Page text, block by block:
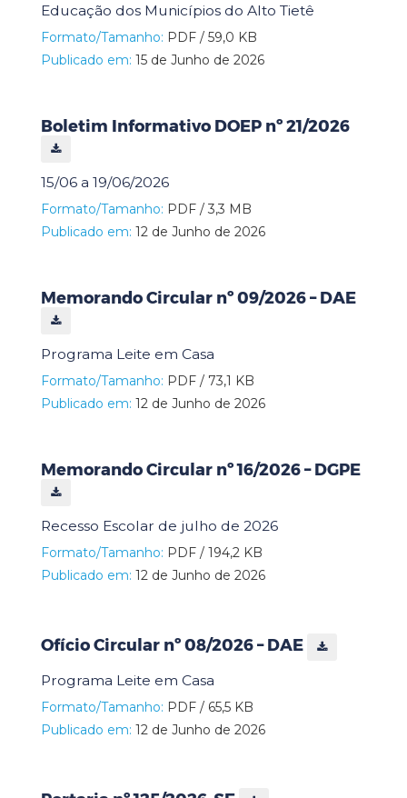
Educação dos Municípios do Alto Tietê
Formato/Tamanho: PDF / 59,0 KB
Publicado em: 15 de Junho de 2026
Boletim Informativo DOEP nº 21/2026
15/06 a 19/06/2026
Formato/Tamanho: PDF / 3,3 MB
Publicado em: 12 de Junho de 2026
Memorando Circular nº 09/2026 – DAE
Programa Leite em Casa
Formato/Tamanho: PDF / 73,1 KB
Publicado em: 12 de Junho de 2026
Memorando Circular nº 16/2026 – DGPE
Recesso Escolar de julho de 2026
Formato/Tamanho: PDF / 194,2 KB
Publicado em: 12 de Junho de 2026
Ofício Circular nº 08/2026 – DAE
Programa Leite em Casa
Formato/Tamanho: PDF / 65,5 KB
Publicado em: 12 de Junho de 2026